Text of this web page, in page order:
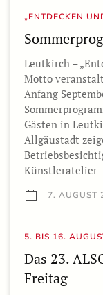
„ENTDECKEN
Leutkirch –
Motto
Anfang
Gästen in
Allgäustadt
Künstleratelier
7. AUGUST
5. BIS 16.
Das 23.
Freitag